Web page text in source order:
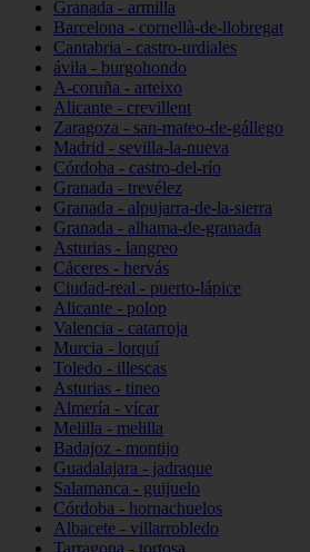
Granada - armilla
Barcelona - cornellà-de-llobregat
Cantabria - castro-urdiales
ávila - burgohondo
A-coruña - arteixo
Alicante - crevillent
Zaragoza - san-mateo-de-gállego
Madrid - sevilla-la-nueva
Córdoba - castro-del-río
Granada - trevélez
Granada - alpujarra-de-la-sierra
Granada - alhama-de-granada
Asturias - langreo
Cáceres - hervás
Ciudad-real - puerto-lápice
Alicante - polop
Valencia - catarroja
Murcia - lorquí
Toledo - illescas
Asturias - tineo
Almería - vícar
Melilla - melilla
Badajoz - montijo
Guadalajara - jadraque
Salamanca - guijuelo
Córdoba - hornachuelos
Albacete - villarrobledo
Tarragona - tortosa